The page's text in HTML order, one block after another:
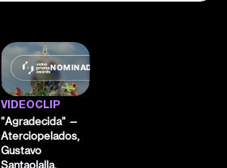
NOMINADO
VIDEOCLIP
"Agradecida" —
Aterciopelados,
Gustavo
Santaolalla,